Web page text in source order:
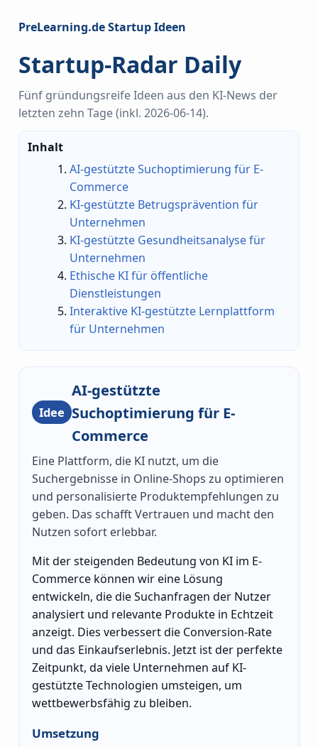
PreLearning.de Startup Ideen
Startup-Radar Daily
Fünf gründungsreife Ideen aus den KI-News der
letzten zehn Tage (inkl. 2026-06-14).
Inhalt
AI-gestützte Suchoptimierung für E-
Commerce
KI-gestützte Betrugsprävention für
Unternehmen
KI-gestützte Gesundheitsanalyse für
Unternehmen
Ethische KI für öffentliche
Dienstleistungen
Interaktive KI-gestützte Lernplattform
für Unternehmen
Idee
AI-gestützte
Suchoptimierung für E-
Commerce
Eine Plattform, die KI nutzt, um die
Suchergebnisse in Online-Shops zu optimieren
und personalisierte Produktempfehlungen zu
geben. Das schafft Vertrauen und macht den
Nutzen sofort erlebbar.
Mit der steigenden Bedeutung von KI im E-
Commerce können wir eine Lösung
entwickeln, die die Suchanfragen der Nutzer
analysiert und relevante Produkte in Echtzeit
anzeigt. Dies verbessert die Conversion-Rate
und das Einkaufserlebnis. Jetzt ist der perfekte
Zeitpunkt, da viele Unternehmen auf KI-
gestützte Technologien umsteigen, um
wettbewerbsfähig zu bleiben.
Umsetzung